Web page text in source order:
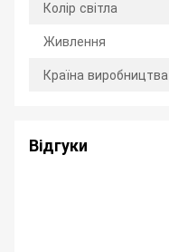
Колір світла
Живлення
Країна виробництва
Відгуки